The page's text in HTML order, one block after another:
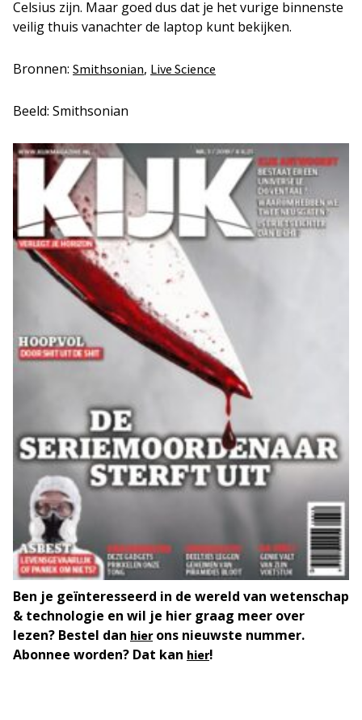
Celsius zijn. Maar goed dus dat je het vurige binnenste
veilig thuis vanachter de laptop kunt bekijken.
Bronnen: Smithsonian, Live Science
Beeld: Smithsonian
Ben je geïnteresseerd in de wereld van wetenschap
& technologie en wil je hier graag meer over
lezen? Bestel dan hierons nieuwste nummer.
Abonnee worden? Dat kan hier!